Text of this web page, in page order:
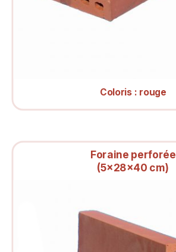
Coloris : rouge
Foraine perforée
(5x28x40 cm)